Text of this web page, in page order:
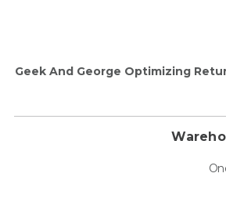
Geek And George Optimizing